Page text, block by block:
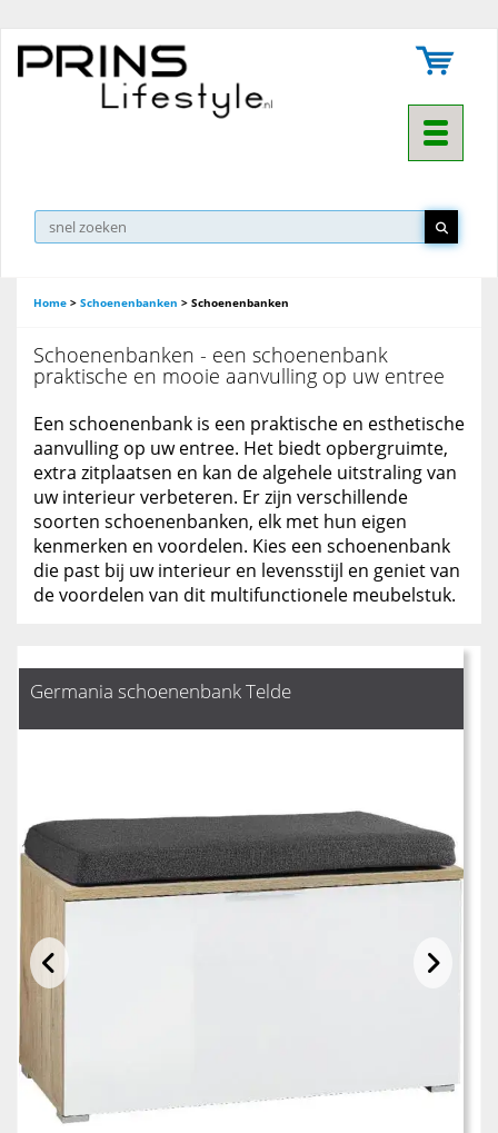
Toggle
▼
Home > Schoenenbanken > Schoenenbanken
Schoenenbanken - een schoenenbank
praktische en mooie aanvulling op uw entree
Een schoenenbank is een praktische en esthetische
aanvulling op uw entree. Het biedt opbergruimte,
extra zitplaatsen en kan de algehele uitstraling van
uw interieur verbeteren. Er zijn verschillende
soorten schoenenbanken, elk met hun eigen
kenmerken en voordelen. Kies een schoenenbank
die past bij uw interieur en levensstijl en geniet van
de voordelen van dit multifunctionele meubelstuk.
Germania schoenenbank Telde